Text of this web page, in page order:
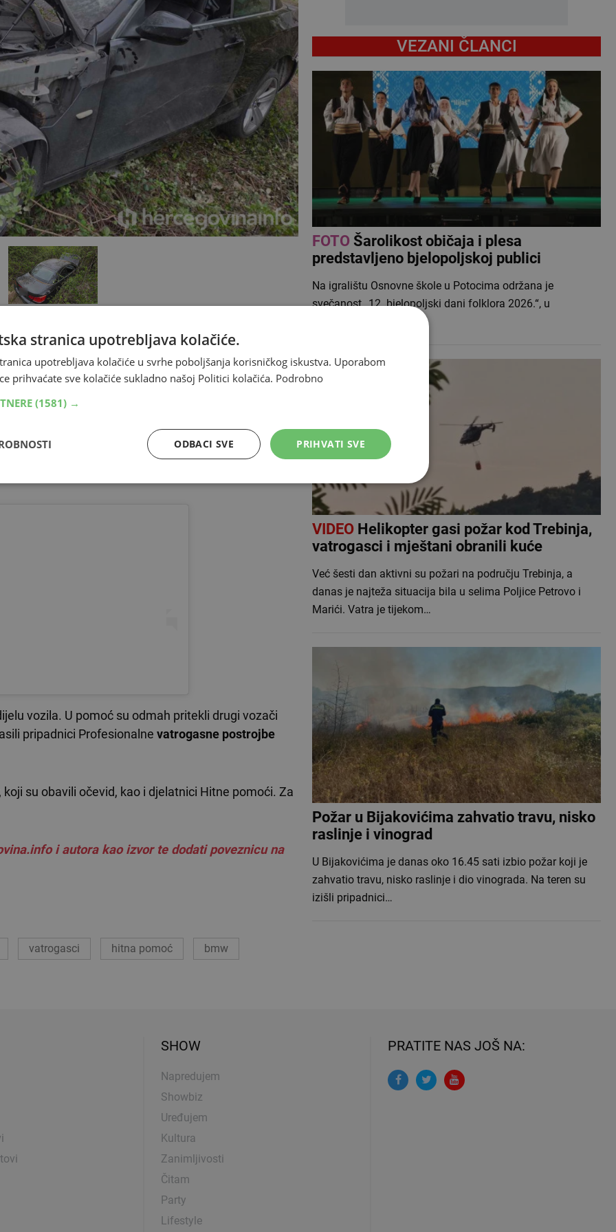
magistralnoj cesti M-17, na dioniciMostar–
ISPOD OGLASA
vozač osobnog automobila marke
koji je, iz za
sletio s ceste, probio
zaštitnu ogradute završio u
vozila. U pomoć su odmah pritekli drugi vozači
pripadnici Profesionalne vatrogasne postrojbe
su obavili očevid, kao i djelatnici Hitne pomoći. Za
i autora kao izvor te dodati poveznicu na
vatrogasci hitna pomoć bmw
VEZANI ČLANCI
FOTOŠarolikost običaja i plesa
predstavljeno bjelopoljskoj publici
Na igralištu Osnovne škole u Potocima održana je
svečanost „12. bjelopoljski dani folklora 2026.“, u
VIDEOHelikopter gasi požar kod Trebinja,
vatrogasci i mještani obranili kuće
Već šesti dan aktivni su požari na području Trebinja, a
danas je najteža situacija bila u selima Poljice Petrovo i
Marići. Vatra je tijekom…
Požar u Bijakovićima zahvatio travu, nisko
raslinje i vinograd
U Bijakovićima je danas oko 16.45 sati izbio požar koji je
zahvatio travu, nisko raslinje i dio vinograda. Na teren su
izišli pripadnici…
SHOW
Napredujem
Showbiz
Uređujem
Kultura
Zanimljivosti
Čitam
Party
Lifestyle
PRATITE NAS JOŠ NA:
stranica upotrebljava kolačiće.
upotrebljava kolačiće u svrhe poboljšanja korisničkog iskustva. Uporabom
prihvaćate sve kolačiće sukladno našoj Politici kolačića. Podrobno
(1581) →
PRIHVATI SVE
ODBACI SVE